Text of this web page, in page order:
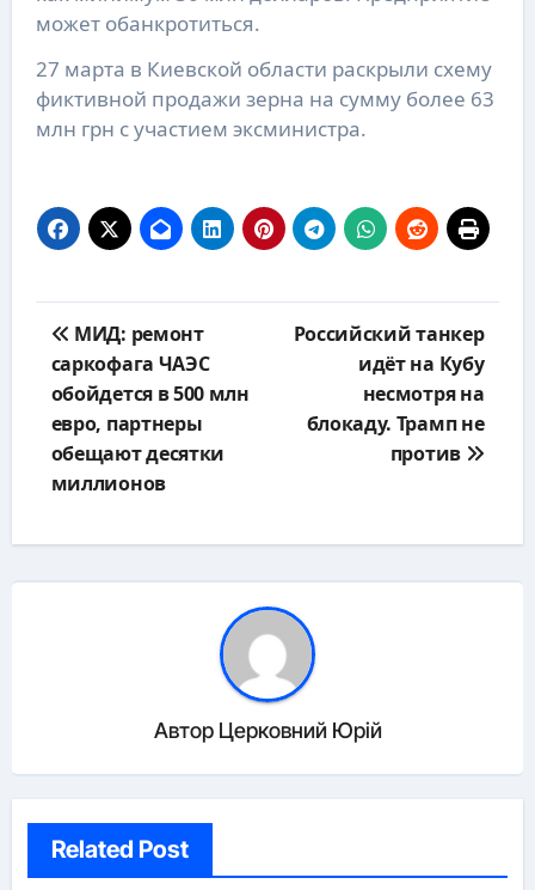
может обанкротиться.
27 марта в Киевской области раскрыли схему
фиктивной продажи зерна на сумму более 63
млн грн с участием эксминистра.
по
записям
МИД: ремонт
саркофага ЧАЭС
обойдется в 500 млн
евро, партнеры
обещают десятки
миллионов
Российский танкер
идёт на Кубу
несмотря на
блокаду. Трамп не
против
Автор Церковний Юрій
Related Post